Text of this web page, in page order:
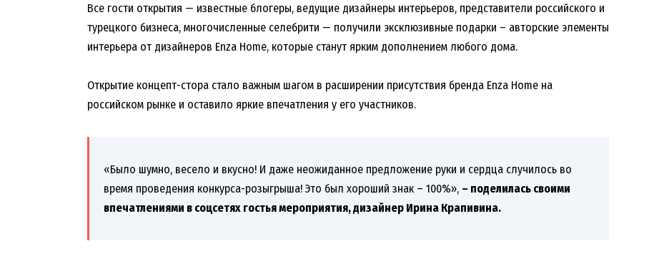
Все гости открытия — известные блогеры, ведущие дизайнеры интерьеров, представители российского и
турецкого бизнеса, многочисленные селебрити — получили эксклюзивные подарки – авторские элементы
интерьера от дизайнеров Enza Home, которые станут ярким дополнением любого дома.
Открытие концепт-стора стало важным шагом в расширении присутствия бренда Enza Home на
российском рынке и оставило яркие впечатления у его участников.
«Было шумно, весело и вкусно! И даже неожиданное предложение руки и сердца случилось во
время проведения конкурса-розыгрыша! Это был хороший знак – 100%», – поделилась своими
впечатлениями в соцсетях гостья мероприятия, дизайнер Ирина Крапивина.